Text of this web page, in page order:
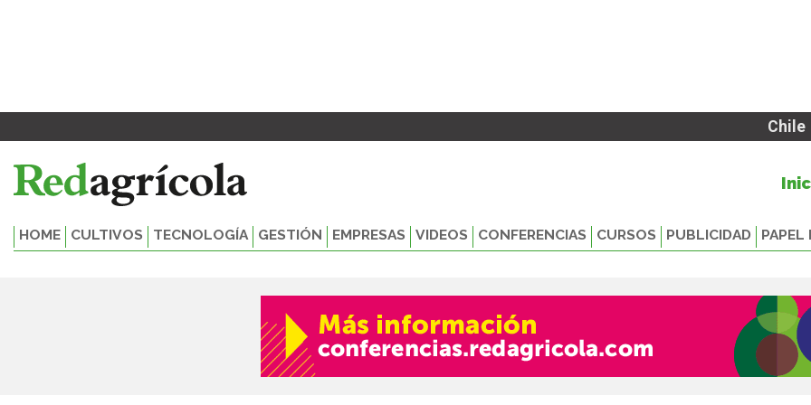
Chile
HOME CULTIVOS TECNOLOGÍA GESTIÓN EMPRESAS VIDEOS CONFERENCIAS CURSOS PUBLICIDAD PAPEL